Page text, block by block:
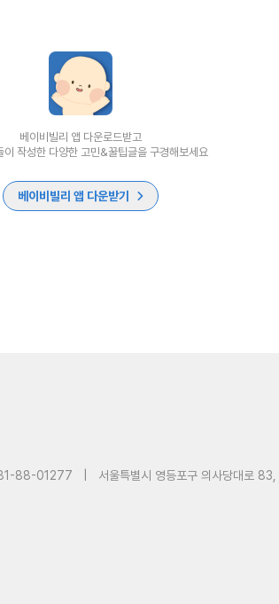
베이비빌리 앱 다운로드받고
이 작성한 다양한 고민&꿀팁글을 구경해보세요
베이비빌리 앱 다운받기
88-01277
서울특별시 영등포구 의사당대로